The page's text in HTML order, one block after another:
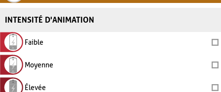
INTENSITÉ D'ANIMATION
Faible
Moyenne
Élevée